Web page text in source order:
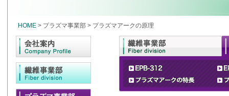
HOME > プラズマ事業部 > プラズマアークの原理